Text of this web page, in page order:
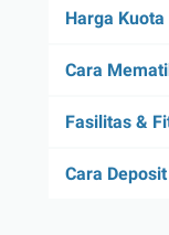
Harga
Cara
Fasilitas &
Cara